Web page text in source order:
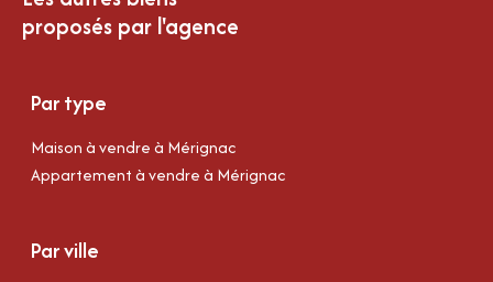
proposés par l'agence
Par type
Maison à vendre à Mérignac
Appartement à vendre à Mérignac
Par ville